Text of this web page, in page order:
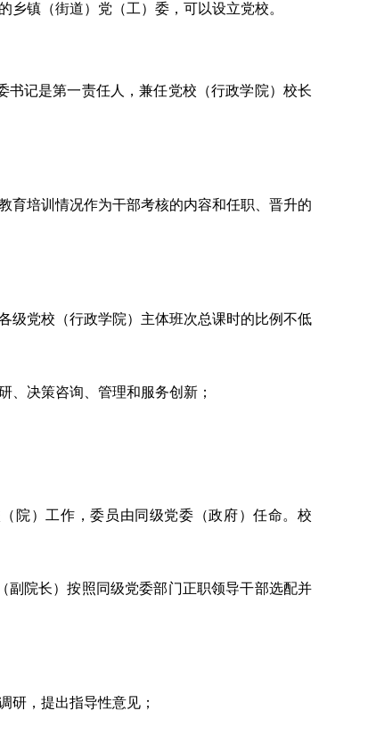
镇（街道）党（工）委，可以设立党校。
记是第一责任人，兼任党校（行政学院）校长
育培训情况作为干部考核的内容和任职、晋升的
级党校（行政学院）主体班次总课时的比例不低
、决策咨询、管理和服务创新；
院）工作，委员由同级党委（政府）任命。校
副院长）按照同级党委部门正职领导干部选配并
研，提出指导性意见；